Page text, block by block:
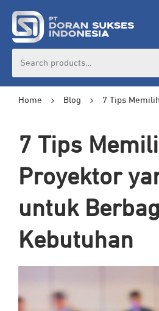
Home Blog
7 Tips
Proyektor
untuk
Kebutuhan